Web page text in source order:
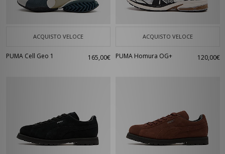
ACQUISTO VELOCE
PUMA Cell Geo 1 165,00€
ACQUISTO VELOCE
PUMA Homura OG+ 120,00€